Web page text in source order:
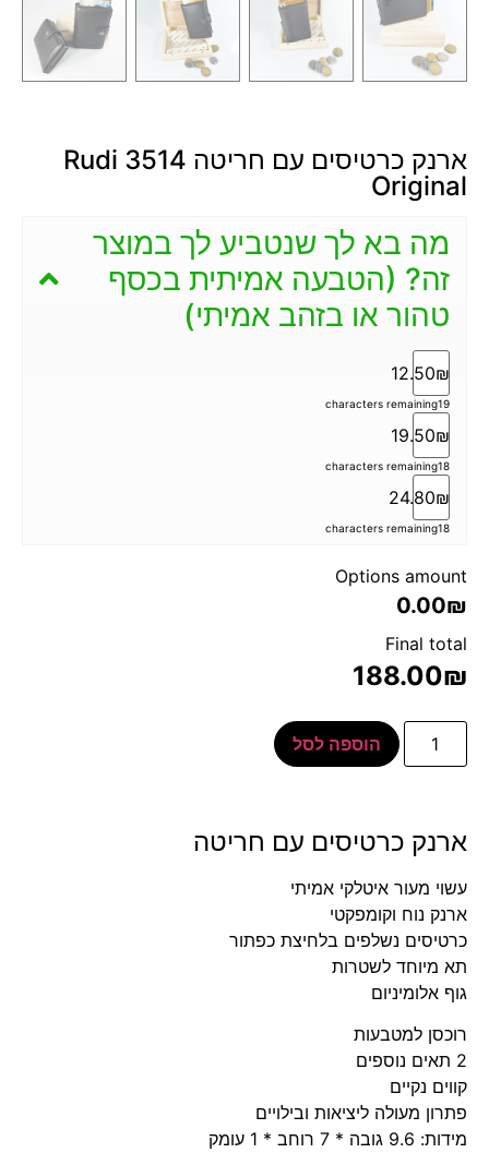
ארנק כרטיסים עם חריטה 3514 Rudi
Original
מה בא לך שנטביע לך במוצר
זה? (הטבעה אמיתית בכסף
טהור או בזהב אמיתי)
12.50₪
19
characters remaining
19.50₪
18
characters remaining
24.80₪
18
characters remaining
Options amount
0.00₪
Final total
188.00₪
הוספה לסל
ארנק כרטיסים עם חריטה
עשוי מעור איטלקי אמיתי
ארנק נוח וקומפקטי
כרטיסים נשלפים בלחיצת כפתור
תא מיוחד לשטרות
גוף אלומיניום
רוכסן למטבעות
2 תאים נוספים
קווים נקיים
פתרון מעולה ליציאות ובילויים
מידות: 9.6 גובה * 7 רוחב * 1 עומק